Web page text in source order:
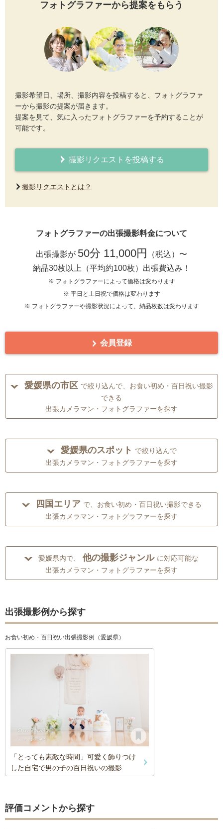
フォトグラファーから提案をもらう
撮影希望日、場所、撮影内容を投稿すると、フォトグラファ
ーから撮影の提案が届きます。
提案を見て、気に入ったフォトグラファーを予約することが
可能です。
撮影リクエストを投稿する
撮影リクエストとは？
フォトグラファーの出張撮影料金について
出張撮影が 50分 11,000円
（税込）〜
納品30枚以上（平均約100枚）出張費込み！
※ フォトグラファーによって価格は変わります
※ 平日と土日祝で価格は変わります
※ フォトグラファーや撮影状況によって、納品枚数は変わります
会員登録
愛媛県の市区 で絞り込んで、お食い初め・百日祝い撮影
できる
出張カメラマン・フォトグラファーを探す
愛媛県のスポット で絞り込んで
出張カメラマン・フォトグラファーを探す
四国エリア で、お食い初め・百日祝い撮影できる
出張カメラマン・フォトグラファーを探す
愛媛県内で、 他の撮影ジャンル に対応可能な
出張カメラマン・フォトグラファーを探す
出張撮影例から探す
お食い初め・百日祝い出張撮影例（愛媛県）
「とっても素敵な時間」可愛く飾りつけ
した自宅で男の子の百日祝いの撮影
評価コメントから探す